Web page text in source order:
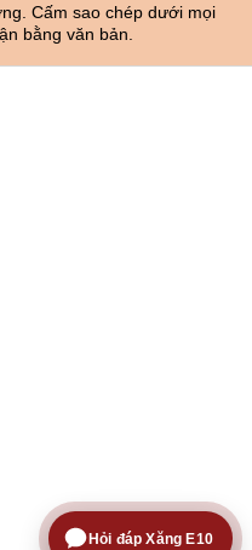
Cấm sao chép dưới mọi
bằng văn bản.
Hỏi đáp Xăng E10